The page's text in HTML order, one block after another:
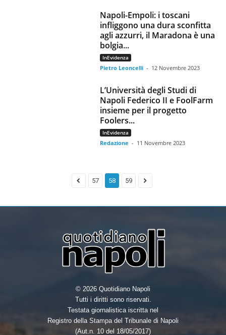
Napoli-Empoli: i toscani
infliggono una dura sconfitta
agli azzurri, il Maradona è una
bolgia...
InEvidenza
Pietro Leoncelli - 12 Novembre 2023
L’Università degli Studi di
Napoli Federico II e FoolFarm
insieme per il progetto
Foolers...
InEvidenza
Redazione - 11 Novembre 2023
57 58 59
© 2026 Quotidiano Napoli
Tutti i diritti sono riservati.
Testata giornalistica iscritta nel
Registro della Stampa del Tribunale di Napoli
(Aut.n. 10 del 18/05/2017)